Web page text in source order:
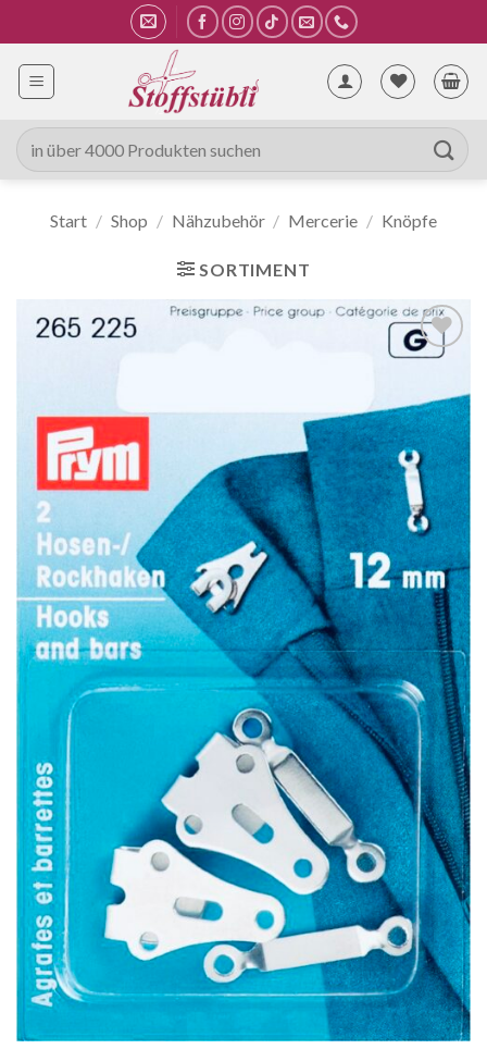
Inhalt
springen
Suche
nach:
Start / Shop / Nähzubehör / Mercerie / Knöpfe
SORTIMENT